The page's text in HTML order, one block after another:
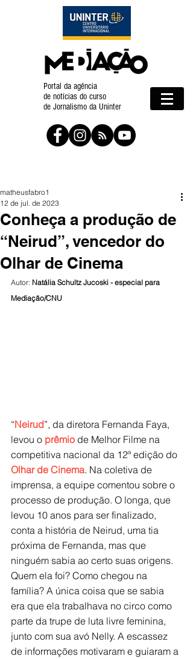
Portal da agência
de notícias do curso
de Jornalismo da Uninter
Conheça a produção de
“Neirud”, vencedor do
Olhar de Cinema
matheusfabro1
12 de jul. de 2023
Autor: Natália Schultz Jucoski - especial para
Mediação/CNU
“Neirud”, da diretora Fernanda Faya,
levou o prêmio de Melhor Filme na
competitiva nacional da 12ª edição do
Olhar de Cinema. Na coletiva de
imprensa, a equipe comentou sobre o
processo de produção. O longa, que
levou 10 anos para ser finalizado,
conta a história de Neirud, uma tia
próxima de Fernanda, mas que
ninguém sabia ao certo suas origens.
Quem ela foi? Como chegou na
família? A única coisa que se sabia
era que ela trabalhava no circo como
parte da trupe de luta livre feminina,
junto com sua avó Nelly. A escassez
de informações motivaram e guiaram a